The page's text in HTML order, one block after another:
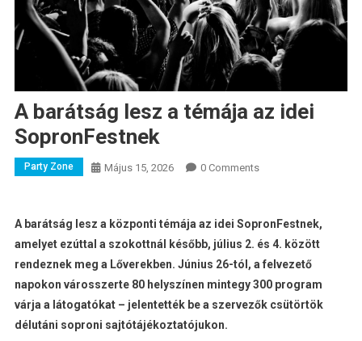
A barátság lesz a témája az idei
SopronFestnek
Party Zone Május 15, 2026 0 Comments
A barátság lesz a központi témája az idei SopronFestnek,
amelyet ezúttal a szokottnál később, július 2. és 4. között
rendeznek meg a Lőverekben. Június 26-tól, a felvezető
napokon városszerte 80 helyszínen mintegy 300 program
várja a látogatókat – jelentették be a szervezők csütörtök
délutáni soproni sajtótájékoztatójukon.